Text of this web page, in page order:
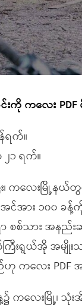
င်းကို ကလေး
ရက်။
၂၁ ရက်။
ကလေးမြို့နယ်တွ
အား ၁၀၀ ခန့်
စ်သား အနည်း
ြီးရွယ်အို အမျိုး
ကလေး PDF
ကလေးမြို့၊ သုံး